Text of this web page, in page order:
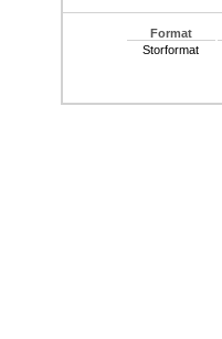
Format
Storformat